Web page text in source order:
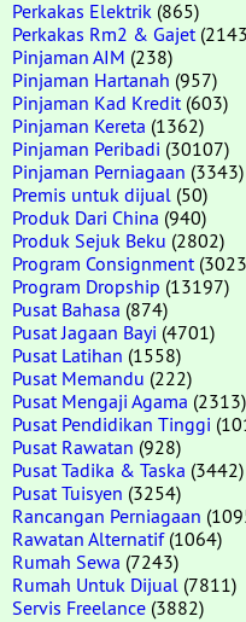
Perkakas Elektrik (865)
Perkakas Rm2 & Gajet
Pinjaman AIM (238)
Pinjaman Hartanah (957)
Pinjaman Kad Kredit (603)
Pinjaman Kereta (1362)
Pinjaman Peribadi (30107)
Pinjaman Perniagaan (3343)
Premis untuk dijual (50)
Produk Dari China (940)
Produk Sejuk Beku (2802)
Program Consignment
Program Dropship (13197)
Pusat Bahasa (874)
Pusat Jagaan Bayi (4701)
Pusat Latihan (1558)
Pusat Memandu (222)
Pusat Mengaji Agama (2313)
Pusat Pendidikan Tinggi
Pusat Rawatan (928)
Pusat Tadika & Taska (3442)
Pusat Tuisyen (3254)
Rancangan Perniagaan
Rawatan Alternatif(1064)
Rumah Sewa (7243)
Rumah Untuk Dijual (7811)
Servis Freelance (3882)